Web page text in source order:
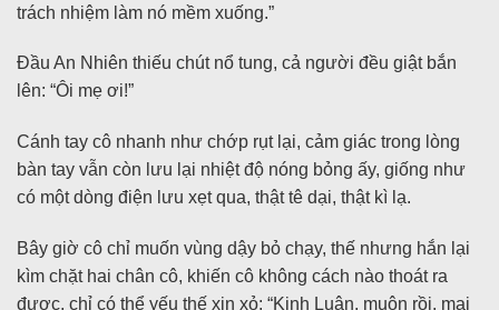
trách nhiệm làm nó mềm xuống.”
Đầu An Nhiên thiếu chút nổ tung, cả người đều giật bắn
lên: “Ôi mẹ ơi!”
Cánh tay cô nhanh như chớp rụt lại, cảm giác trong lòng
bàn tay vẫn còn lưu lại nhiệt độ nóng bỏng ấy, giống như
có một dòng điện lưu xẹt qua, thật tê dại, thật kì lạ.
Bây giờ cô chỉ muốn vùng dậy bỏ chạy, thế nhưng hắn lại
kìm chặt hai chân cô, khiến cô không cách nào thoát ra
được, chỉ có thể yếu thế xin xỏ: “Kinh Luân, muộn rồi, mai